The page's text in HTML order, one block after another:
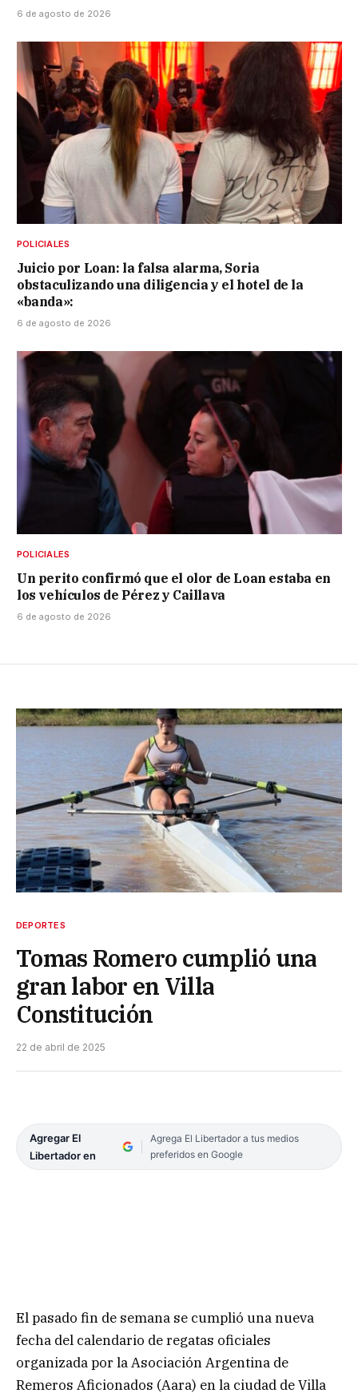
6 de agosto de 2026
POLICIALES
Juicio por Loan: la falsa alarma, Soria
obstaculizando una diligencia y el hotel de la
«banda»:
6 de agosto de 2026
POLICIALES
Un perito confirmó que el olor de Loan estaba en
los vehículos de Pérez y Caillava
6 de agosto de 2026
DEPORTES
Tomas Romero cumplió una
gran labor en Villa
Constitución
22 de abril de 2025
Agregar El
Libertador en
Agrega El Libertador a tus medios
preferidos en Google
El pasado fin de semana se cumplió una nueva
fecha del calendario de regatas oficiales
organizada por la Asociación Argentina de
Remeros Aficionados (Aara) en la ciudad de Villa